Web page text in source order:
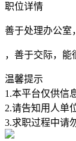
职位详情
善于处理办公室
，善于交际，能
温馨提示
1.本平台仅供信
2.请告知用人单
3.求职过程中请